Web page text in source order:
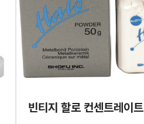
빈티지 할로 컨센트레이트